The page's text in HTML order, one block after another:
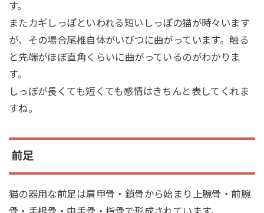
す。
またカギしっぽといわれる短いしっぽの猫が時々います
が、その場合尾椎自体がいびつに曲がっています。触る
と先端がほぼ直角くらいに曲がっているのがわかりま
す。
しっぽが長くても短くても感情はきちんと表してくれま
すね。
前足
猫の器用な前足は肩甲骨・鎖骨から始まり上腕骨・前腕